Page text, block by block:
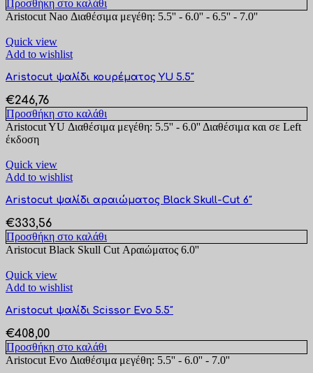
Προσθήκη στο καλάθι
Aristocut Nao Διαθέσιμα μεγέθη: 5.5'' - 6.0'' - 6.5'' - 7.0''
Quick view
Add to wishlist
Aristocut ψαλίδι κουρέματος YU 5.5″
€246,76
Προσθήκη στο καλάθι
Aristocut YU Διαθέσιμα μεγέθη: 5.5'' - 6.0'' Διαθέσιμα και σε Left
έκδοση
Quick view
Add to wishlist
Aristocut ψαλίδι αραιώματος Black Skull-Cut 6″
€333,56
Προσθήκη στο καλάθι
Aristocut Black Skull Cut Αραιώματος 6.0''
Quick view
Add to wishlist
Aristocut ψαλίδι Scissor Evo 5.5″
€408,00
Προσθήκη στο καλάθι
Aristocut Evo Διαθέσιμα μεγέθη: 5.5'' - 6.0'' - 7.0''